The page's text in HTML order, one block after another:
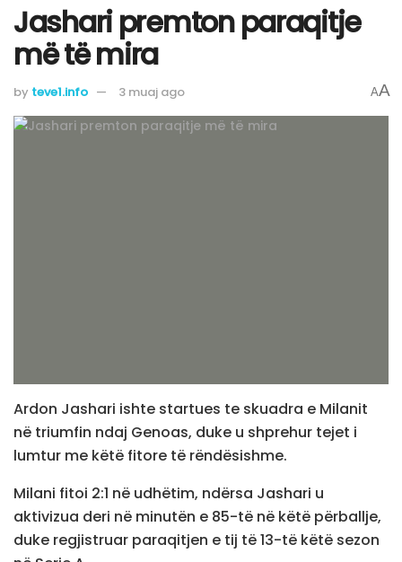
Jashari premton paraqitje
më të mira
by teve1.info 3 muaj ago AA
Ardon Jashari ishte startues te skuadra e Milanit
në triumfin ndaj Genoas, duke u shprehur tejet i
lumtur me këtë fitore të rëndësishme.
Milani fitoi 2:1 në udhëtim, ndërsa Jashari u
aktivizua deri në minutën e 85-të në këtë përballje,
duke regjistruar paraqitjen e tij të 13-të këtë sezon